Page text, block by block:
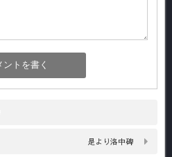
是より洛中碑